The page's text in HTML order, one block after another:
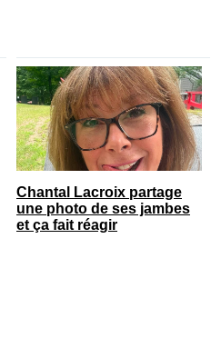
Chantal Lacroix partage
une photo de ses jambes
et ça fait réagir